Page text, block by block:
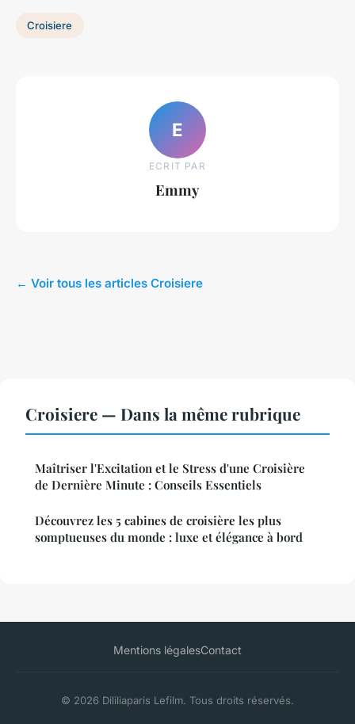
Croisiere
E
ECRIT PAR
Emmy
← Voir tous les articles Croisiere
Croisiere — Dans la même rubrique
Maîtriser l'Excitation et le Stress d'une Croisière
de Dernière Minute : Conseils Essentiels
Découvrez les 5 cabines de croisière les plus
somptueuses du monde : luxe et élégance à bord
Mentions légalesContact
© 2026 Dililiaparis Lefilm. Tous droits réservés.